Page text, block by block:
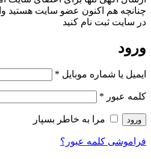
چنانچه هم‌ اکنون عضو سایت هستید
در سایت ثبت نام کنید
ورود
ایمیل یا شماره موبایل *
کلمه عبور *
ورود مرا به خاطر بسپار
فراموشی کلمه عبور؟